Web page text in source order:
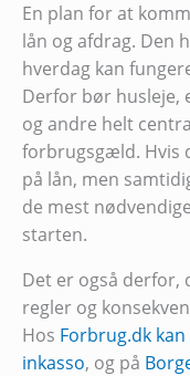
En plan for at
lån og afdrag. Den
hverdag kan
Derfor bør husleje,
og andre helt
forbrugsgæld. Hvis
på lån, men
de mest
starten.
Det er også derfor,
regler og
Hos Forbrug.dk
inkasso, og på